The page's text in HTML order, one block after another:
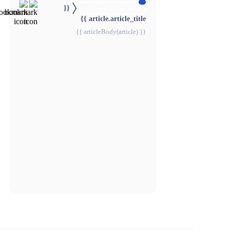
{{
article.article_title }}
{{ articleBody(article) }}